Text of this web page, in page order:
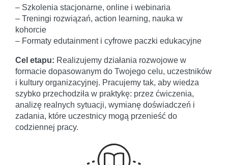
– Szkolenia stacjonarne, online i webinaria
– Treningi rozwiązań, action learning, nauka w
kohorcie
– Formaty edutainment i cyfrowe paczki edukacyjne
Cel etapu: Realizujemy działania rozwojowe w
formacie dopasowanym do Twojego celu, uczestników
i kultury organizacyjnej. Pracujemy tak, aby wiedza
szybko przechodziła w praktykę: przez ćwiczenia,
analizę realnych sytuacji, wymianę doświadczeń i
zadania, które uczestnicy mogą przenieść do
codziennej pracy.